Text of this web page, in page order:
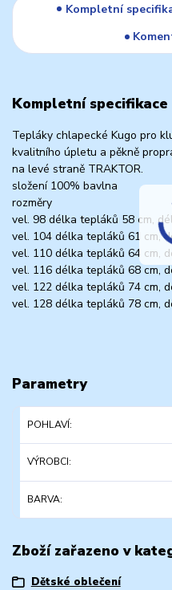
Kompletní
Kompletní specifikace
Tepláky chlapecké Kugo pro
kvalitního úpletu a pěkně
na levé straně TRAKTOR.
složení 100% bavlna
rozměry
vel. 98 délka tepláků 58 cm,
vel. 104 délka tepláků 61 cm,
vel. 110 délka tepláků 64 cm,
vel. 116 délka tepláků 68 cm,
vel. 122 délka tepláků 74 cm,
vel. 128 délka tepláků 78 cm,
Parametry
POHLAVÍ
VÝROBCI
BARVA
Zboží zařazeno v
Dětské oblečení